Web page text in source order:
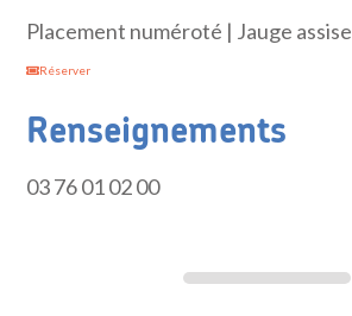
Placement numéroté | Jauge assise
Réserver
Renseignements
03 76 01 02 00